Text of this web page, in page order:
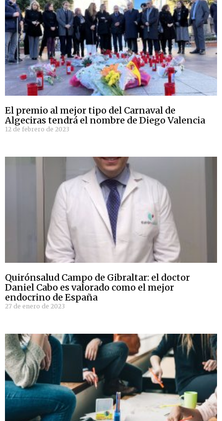
El premio al mejor tipo del Carnaval de
Algeciras tendrá el nombre de Diego Valencia
12 de febrero de 2023
Quirónsalud Campo de Gibraltar: el doctor
Daniel Cabo es valorado como el mejor
endocrino de España
27 de enero de 2023